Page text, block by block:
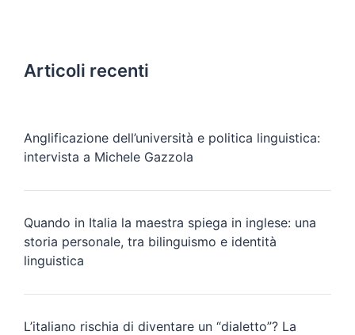
Articoli recenti
Anglificazione dell’università e politica linguistica:
intervista a Michele Gazzola
Quando in Italia la maestra spiega in inglese: una
storia personale, tra bilinguismo e identità
linguistica
L’italiano rischia di diventare un “dialetto”? La